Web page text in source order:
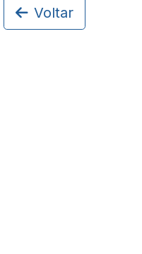
Voltar